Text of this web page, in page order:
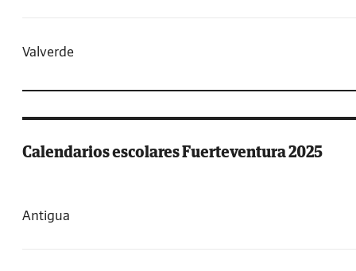
Valverde
Calendarios escolares Fuerteventura 2025
Antigua